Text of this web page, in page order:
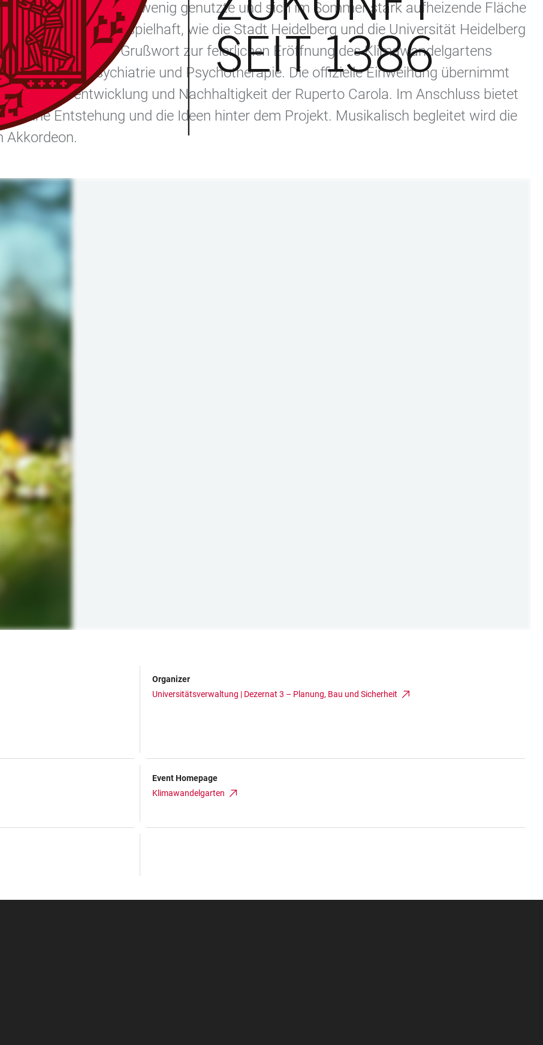
Eine bisher wenig genutzte und sich im Sommer stark aufheizende Fläche
Insel zeigt beispielhaft, wie die Stadt Heidelberg und die Universität Heidelberg
können. Das Grußwort zur feierlichen Eröffnung des Klimawandelgartens
Klinik für Psychiatrie und Psychotherapie. Die offizielle Einweihung übernimmt
Qualitätsentwicklung und Nachhaltigkeit der Ruperto Carola. Im Anschluss bietet
seine Entstehung und die Ideen hinter dem Projekt. Musikalisch begleitet wird die
Akkordeon.
Organizer
Universitätsverwaltung | Dezernat 3 – Planung, Bau und Sicherheit
Event Homepage
Klimawandelgarten